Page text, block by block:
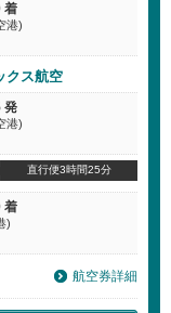
着
港)
クス航空
発
港)
直行便3時間25分
着
)
航空券詳細